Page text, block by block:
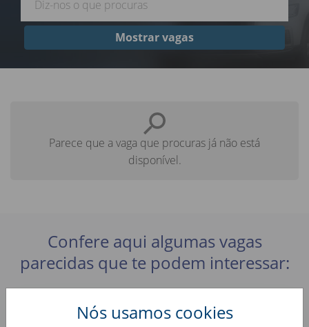
Nós usamos cookies
Mostrar vagas
Parece que a vaga que procuras já não está
disponível.
Confere aqui algumas vagas
parecidas que te podem interessar:
Intern Expansion Management (d/m/w)